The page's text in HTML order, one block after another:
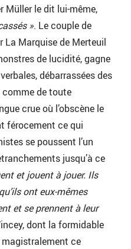
Müller le dit lui-même,
». Le couple de
Marquise de Merteuil
de lucidité, gagne
débarrassées des
de toute
crue où l’obscène le
férocement ce qui
se poussent l’un
jusqu’à ce
et jouent à jouer. Ils
ont eux-mêmes
et se prennent à leur
dont la formidable
ce